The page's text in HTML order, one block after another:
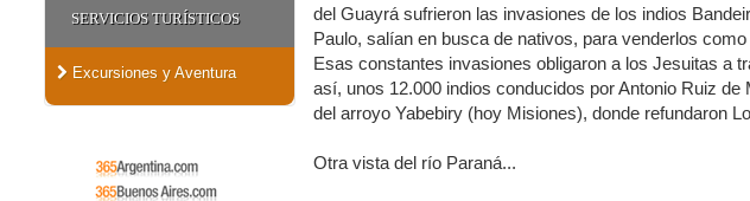
SERVICIOS TURÍSTICOS
Excursiones y Aventura
del Guayrá sufrieron las invasiones de los indios
Paulo, salían en busca de nativos, para venderlos
Esas constantes invasiones obligaron a los Jesuitas a
así, unos 12.000 indios conducidos por Antonio Ruiz
del arroyo Yabebiry (hoy Misiones), donde refundaron
Otra vista del río Paraná...